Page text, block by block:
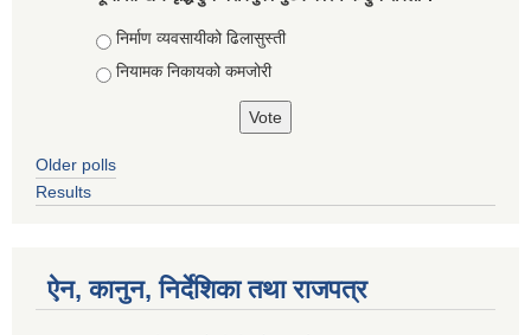
Choices
निर्माण व्यवसायीको ढिलासुस्ती
नियामक निकायको कमजोरी
Older polls
Results
ऐन, कानुन, निर्देशिका तथा राजपत्र